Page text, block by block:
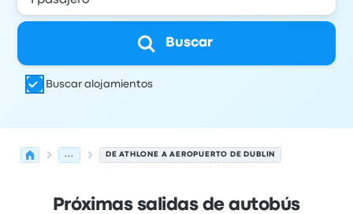
Buscar
Buscar alojamientos
... DE ATHLONE A AEROPUERTO DE DUBLIN
Próximas salidas de autobús